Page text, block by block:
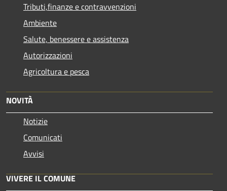
Tributi,finanze e contravvenzioni
Ambiente
Salute, benessere e assistenza
Autorizzazioni
Agricoltura e pesca
NOVITÀ
Notizie
Comunicati
Avvisi
VIVERE IL COMUNE